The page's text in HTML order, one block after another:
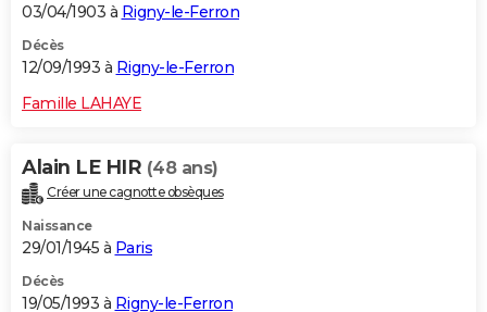
03/04/1903 à Rigny-le-Ferron
Décès
12/09/1993 à Rigny-le-Ferron
Famille LAHAYE
Alain LE HIR (48 ans)
Créer une cagnotte obsèques
Naissance
29/01/1945 à Paris
Décès
19/05/1993 à Rigny-le-Ferron